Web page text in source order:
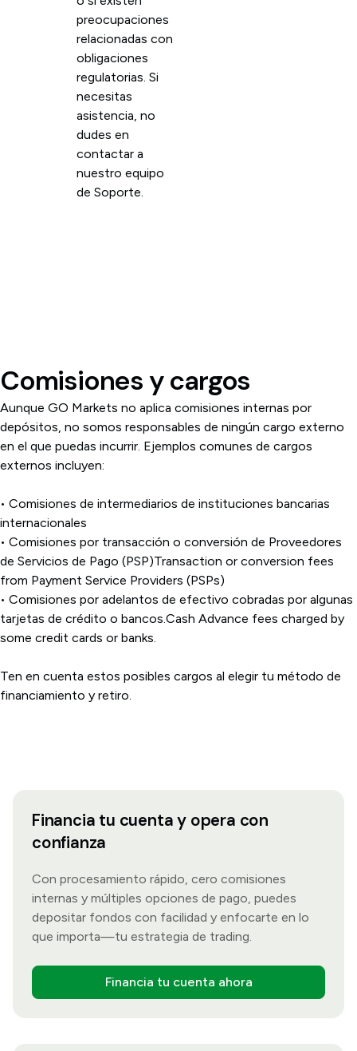
preocupaciones
relacionadas con
obligaciones
regulatorias. Si
necesitas
asistencia, no
dudes en
contactar a
nuestro equipo
de Soporte.
Comisiones y cargos
Aunque GO Markets no aplica comisiones internas por
depósitos, no somos responsables de ningún cargo externo
en el que puedas incurrir. Ejemplos comunes de cargos
externos incluyen:
• Comisiones de intermediarios de instituciones bancarias
internacionales
• Comisiones por transacción o conversión de Proveedores
de Servicios de Pago (PSP)Transaction or conversion fees
from Payment Service Providers (PSPs)
• Comisiones por adelantos de efectivo cobradas por algunas
tarjetas de crédito o bancos.Cash Advance fees charged by
some credit cards or banks.
Ten en cuenta estos posibles cargos al elegir tu método de
financiamiento y retiro.
Financia tu cuenta y opera con
confianza
Con procesamiento rápido, cero comisiones
internas y múltiples opciones de pago, puedes
depositar fondos con facilidad y enfocarte en lo
que importa—tu estrategia de trading.
Financia tu cuenta ahora